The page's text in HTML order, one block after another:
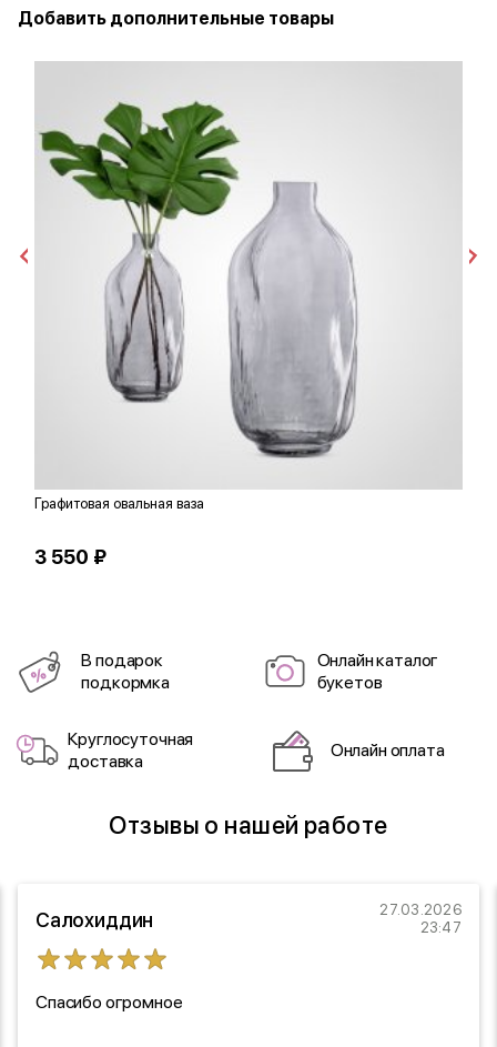
Добавить дополнительные товары
Графитовая овальная ваза
3 550 ₽
В подарок
подкормка
Онлайн каталог
букетов
Круглосуточная
доставка
Онлайн оплата
Отзывы о нашей работе
Салохиддин
27.03.2026
23:47
Спасибо огромное